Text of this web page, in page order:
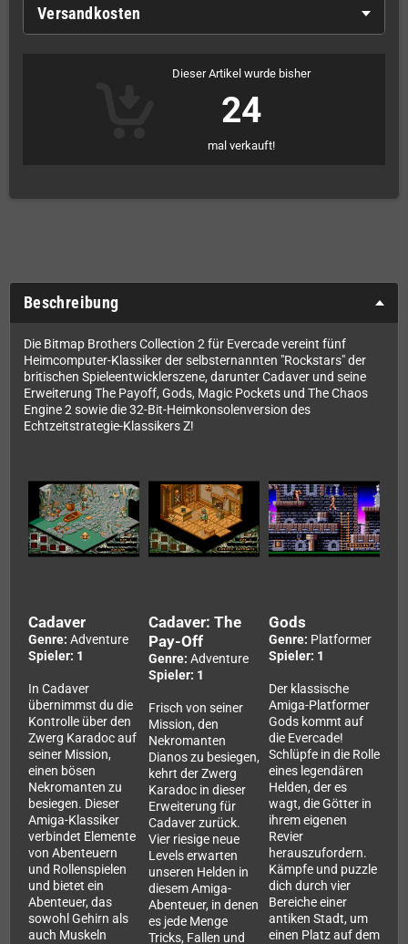
Versandkosten
Dieser Artikel wurde bisher
24
mal verkauft!
Beschreibung
Die Bitmap Brothers Collection 2 für Evercade vereint fünf
Heimcomputer-Klassiker der selbsternannten "Rockstars" der
britischen Spieleentwicklerszene, darunter Cadaver und seine
Erweiterung The Payoff, Gods, Magic Pockets und The Chaos
Engine 2 sowie die 32-Bit-Heimkonsolenversion des
Echtzeitstrategie-Klassikers Z!
Cadaver
Genre: Adventure
Spieler: 1
In Cadaver
übernimmst du die
Kontrolle über den
Zwerg Karadoc auf
seiner Mission,
einen bösen
Nekromanten zu
besiegen. Dieser
Amiga-Klassiker
verbindet Elemente
von Abenteuern
und Rollenspielen
und bietet ein
Abenteuer, das
sowohl Gehirn als
auch Muskeln
Cadaver: The
Pay-Off
Genre: Adventure
Spieler: 1
Frisch von seiner
Mission, den
Nekromanten
Dianos zu besiegen,
kehrt der Zwerg
Karadoc in dieser
Erweiterung für
Cadaver zurück.
Vier riesige neue
Levels erwarten
unseren Helden in
diesem Amiga-
Abenteuer, in denen
es jede Menge
Tricks, Fallen und
Gods
Genre: Platformer
Spieler: 1
Der klassische
Amiga-Platformer
Gods kommt auf
die Evercade!
Schlüpfe in die Rolle
eines legendären
Helden, der es
wagt, die Götter in
ihrem eigenen
Revier
herauszufordern.
Kämpfe und puzzle
dich durch vier
Bereiche einer
antiken Stadt, um
einen Platz auf dem